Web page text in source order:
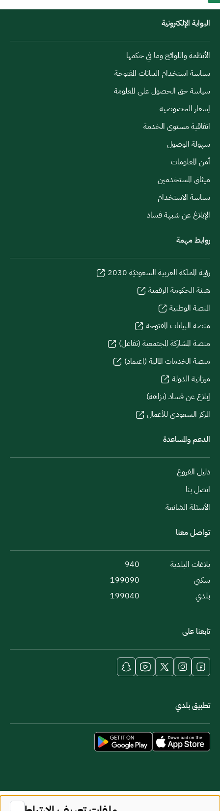
البوابة الإلكترونية
الأنظمة واللوائح وما في حكمها
سياسة استخدام البيانات المفتوحة
سياسة حق الحصول على المعلومة
إشعار الخصوصية
اتفاقية مستوى الخدمة
سهولة الوصول
أمن المعلومات
ميثاق المستخدمين
سياسة الاستخدام
الإبلاغ عن شبهة فساد
روابط مهمة
رؤية المملكة العربية السعوديّة 2030
هيئة الحكومة الرقمية
المنصة الوطنية
منصة البيانات المفتوحة
منصة المشاركة المجتمعية (تفاعل)
منصة الخدمات المالية (اعتماد)
ميزانية الدولة
إبلاغ عن فساد (نزاهة)
المركز السعودي للأعمال
الدعم والمساعدة
دليل الفروع
اتصل بنا
الأسئلة الشائعة
تواصل معنا
بلاغات البلدية
940
سكني
199090
بلدي
199040
تابعنا على
تطبيق بلدي
خريطة الموقعشروط الاستخدام